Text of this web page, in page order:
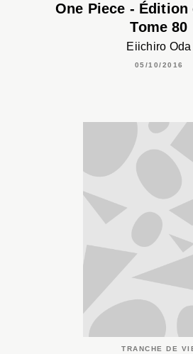
One Piece -
Tome 80
Eiichiro Oda
05/10/2016
TRANCHE DE